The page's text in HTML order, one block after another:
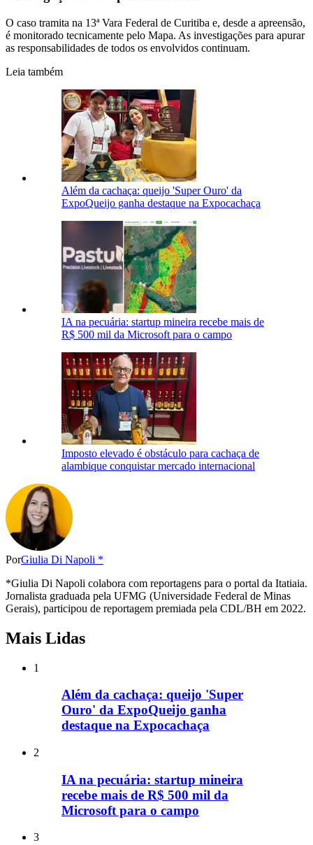
O caso tramita na 13ª Vara Federal de Curitiba e, desde a apreensão,
é monitorado tecnicamente pelo Mapa. As investigações para apurar
as responsabilidades de todos os envolvidos continuam.
Leia também
Além da cachaça: queijo 'Super Ouro' da
ExpoQueijo ganha destaque na Expocachaça
IA na pecuária: startup mineira recebe mais de
R$ 500 mil da Microsoft para o campo
Imposto elevado é obstáculo para cachaça de
alambique conquistar mercado internacional
PorGiulia Di Napoli *
*Giulia Di Napoli colabora com reportagens para o portal da Itatiaia.
Jornalista graduada pela UFMG (Universidade Federal de Minas
Gerais), participou de reportagem premiada pela CDL/BH em 2022.
Mais Lidas
1
Além da cachaça: queijo 'Super
Ouro' da ExpoQueijo ganha
destaque na Expocachaça
2
IA na pecuária: startup mineira
recebe mais de R$ 500 mil da
Microsoft para o campo
3